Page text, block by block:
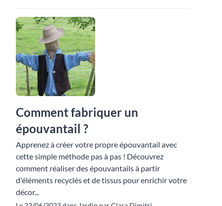
Comment fabriquer un
épouvantail ?
Apprenez à créer votre propre épouvantail avec
cette simple méthode pas à pas ! Découvrez
comment réaliser des épouvantails à partir
d'éléments recyclés et de tissus pour enrichir votre
décor...